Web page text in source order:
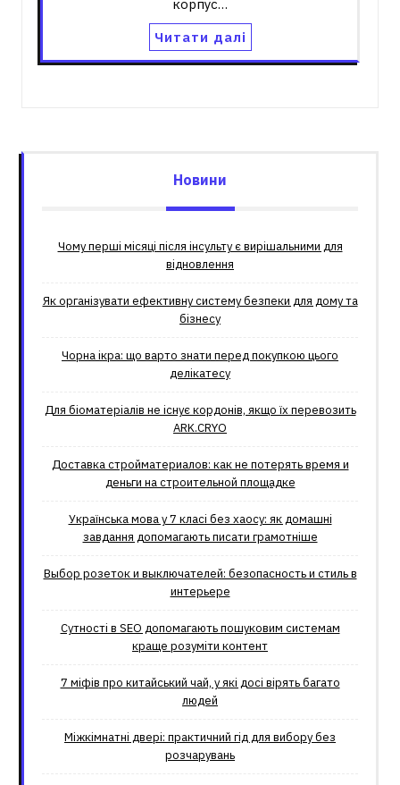
корпус…
Читати далі
Новини
Чому перші місяці після інсульту є вирішальними для
відновлення
Як організувати ефективну систему безпеки для дому та
бізнесу
Чорна ікра: що варто знати перед покупкою цього
делікатесу
Для біоматеріалів не існує кордонів, якщо їх перевозить
ARK.CRYO
Доставка стройматериалов: как не потерять время и
деньги на строительной площадке
Українська мова у 7 класі без хаосу: як домашні
завдання допомагають писати грамотніше
Выбор розеток и выключателей: безопасность и стиль в
интерьере
Сутності в SEO допомагають пошуковим системам
краще розуміти контент
7 міфів про китайський чай, у які досі вірять багато
людей
Міжкімнатні двері: практичний гід для вибору без
розчарувань